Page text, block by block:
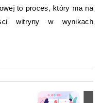
to proces, który ma na
witryny w wynikach